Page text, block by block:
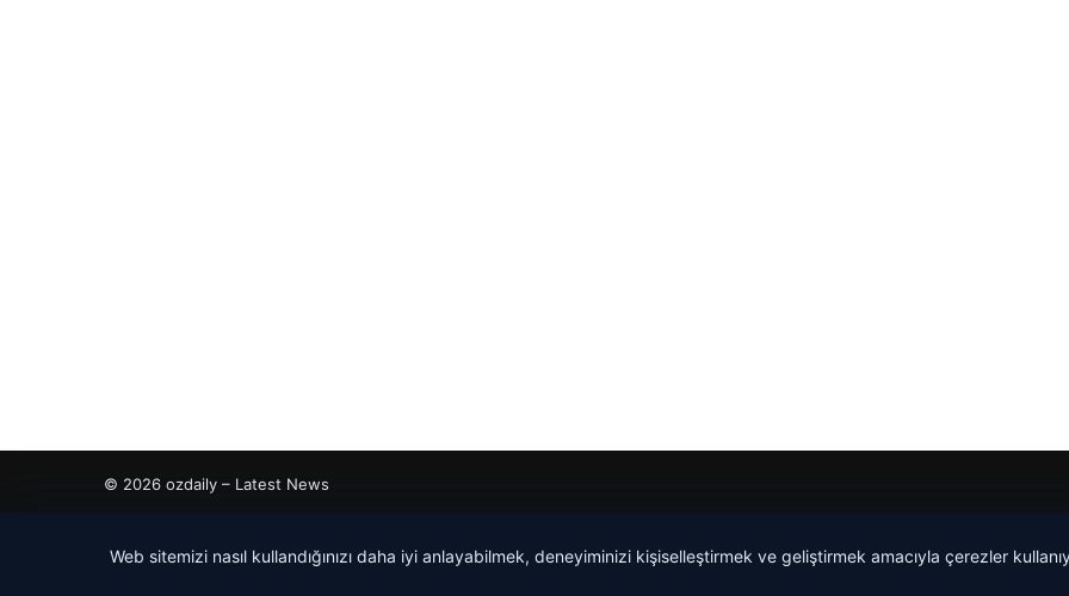
© 2026 ozdaily – Latest News
Web sitemizi nasıl kullandığınızı daha iyi anlayabilmek, deneyiminizi kişiselleştirmek ve geliştirmek amacıyla çerezler